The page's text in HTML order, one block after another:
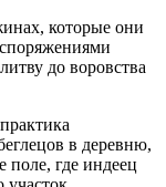
которые они
до воровства
в деревню,
где индеец